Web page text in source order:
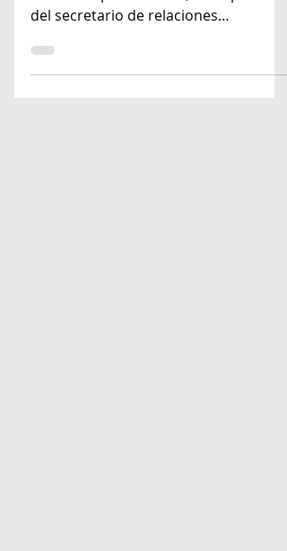
El presidente de México, Andrés
Manuel López Obrador, acompañado